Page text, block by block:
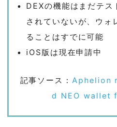
DEXの機能はまだテス
されていないが、ウォ
ることはすでに可能
iOS版は現在申請中
記事ソース：Aphelion
d NEO wallet